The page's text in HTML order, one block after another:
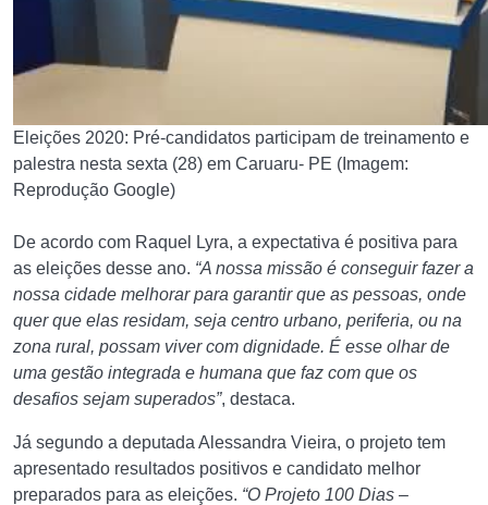
Eleições 2020: Pré-candidatos participam de treinamento e
palestra nesta sexta (28) em Caruaru- PE (Imagem:
Reprodução Google)
De acordo com Raquel Lyra, a expectativa é positiva para
as eleições desse ano. “A nossa missão é conseguir fazer a
nossa cidade melhorar para garantir que as pessoas, onde
quer que elas residam, seja centro urbano, periferia, ou na
zona rural, possam viver com dignidade. É esse olhar de
uma gestão integrada e humana que faz com que os
desafios sejam superados”, destaca.
Já segundo a deputada Alessandra Vieira, o projeto tem
apresentado resultados positivos e candidato melhor
preparados para as eleições. “O Projeto 100 Dias –